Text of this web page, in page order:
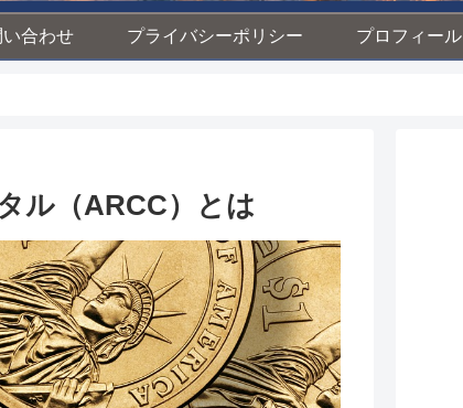
い合わせ プライバシーポリシー プロフィール
ル（ARCC）とは